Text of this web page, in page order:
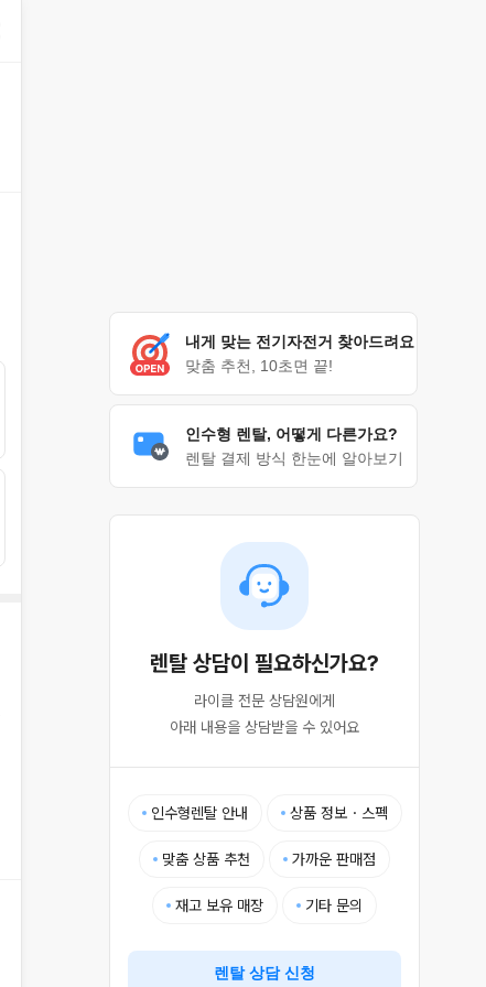
내게 맞는 전기자전거 찾아드려요
맞춤 추천, 10초면 끝!
인수형 렌탈, 어떻게 다른가요?
렌탈 결제 방식 한눈에 알아보기
렌탈 상담이 필요하신가요?
라이클 전문 상담원에게
아래 내용을 상담받을 수 있어요
인수형렌탈 안내 상품 정보・스펙
맞춤 상품 추천 가까운 판매점
재고 보유 매장 기타 문의
렌탈 상담 신청